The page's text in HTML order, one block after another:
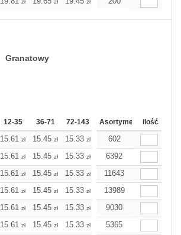
zł zł zł zł
Granatowy
12-35 36-71 72-143 144-287 288 Dodaj
Asortyment ilość
15.61 zł 15.45 zł 15.33 zł 15.21zł
602
15.61 zł 15.45 zł 15.33 zł 15.21zł
6392
15.61 zł 15.45 zł 15.33 zł 15.21zł
11643
15.61 zł 15.45 zł 15.33 zł 15.21zł
13989
15.61 zł 15.45 zł 15.33 zł 15.21zł
9030
15.61 zł 15.45 zł 15.33 zł 15.21zł
5365